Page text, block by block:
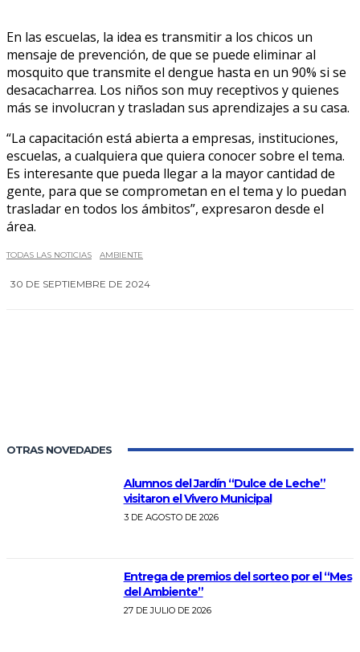
En las escuelas, la idea es transmitir a los chicos un
mensaje de prevención, de que se puede eliminar al
mosquito que transmite el dengue hasta en un 90% si se
desacacharrea. Los niños son muy receptivos y quienes
más se involucran y trasladan sus aprendizajes a su casa.
“La capacitación está abierta a empresas, instituciones,
escuelas, a cualquiera que quiera conocer sobre el tema.
Es interesante que pueda llegar a la mayor cantidad de
gente, para que se comprometan en el tema y lo puedan
trasladar en todos los ámbitos”, expresaron desde el
área.
TODAS LAS NOTICIAS AMBIENTE
30 DE SEPTIEMBRE DE 2024
OTRAS NOVEDADES
Alumnos del Jardín “Dulce de Leche”
visitaron el Vivero Municipal
3 DE AGOSTO DE 2026
Entrega de premios del sorteo por el “Mes
del Ambiente”
27 DE JULIO DE 2026